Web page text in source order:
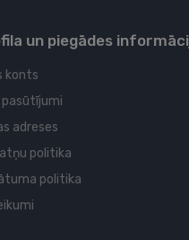
un piegādes
konts
pasūtījumi
adreses
politika
politika